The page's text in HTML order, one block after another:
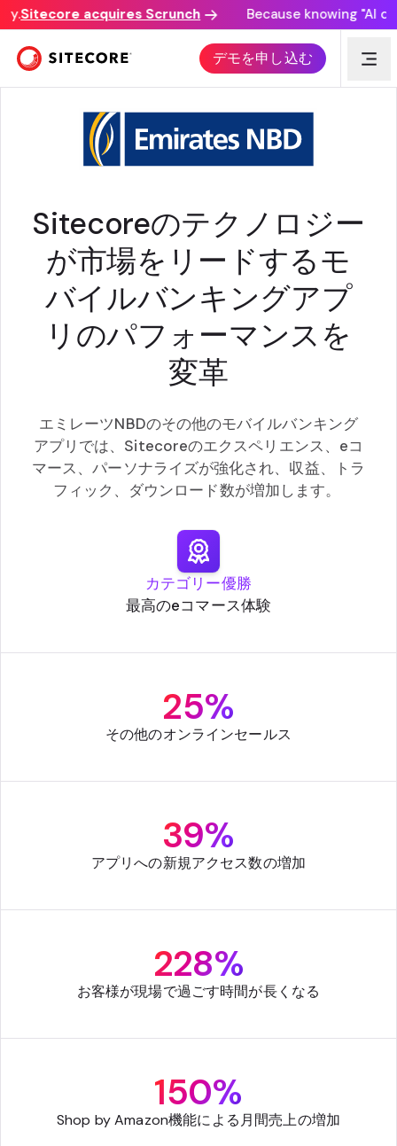
Sitecore acquires Scrunch Because knowing "AI
デモを申し込む
CUSTOMER AWARD
Sitecoreのテクノロジー
が市場をリードするモ
バイルバンキングアプ
リのパフォーマンスを
変革
エミレーツNBDのその他のモバイルバンキング
アプリでは、Sitecoreのエクスペリエンス、eコ
マース、パーソナライズが強化され、収益、トラ
フィック、ダウンロード数が増加します。
カテゴリー優勝
最高のeコマース体験
25%
その他のオンラインセールス
39%
アプリへの新規アクセス数の増加
228%
お客様が現場で過ごす時間が長くなる
150%
Shop by Amazon機能による月間売上の増加